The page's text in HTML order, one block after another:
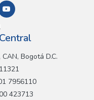
Bogotá D.C.
7956110
423713